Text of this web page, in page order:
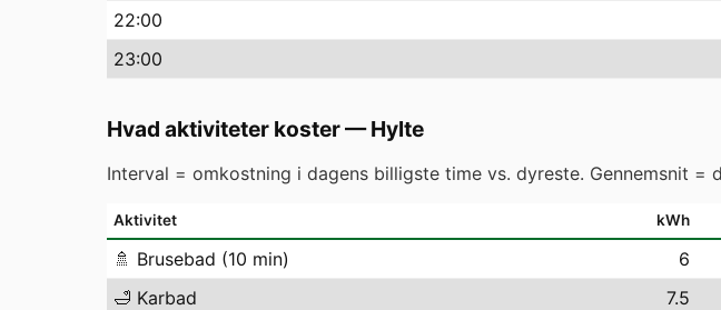
22:00
23:00
Hvad aktiviteter koster—Hylte
Interval = omkostning i dagens billigste time vs. dyreste. Gennemsnit
Aktivitet kWh
🚿 Brusebad (10 min) 6
🛁 Karbad 7.5